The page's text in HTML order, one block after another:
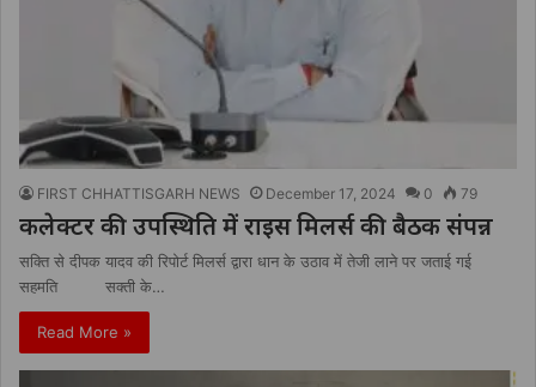
FIRST CHHATTISGARH NEWS December 17, 2024 0 79
कलेक्टर की उपस्थिति में राइस मिलर्स की बैठक संपन्न
सक्ति से दीपक यादव की रिपोर्ट मिलर्स द्वारा धान के उठाव में तेजी लाने पर जताई गई
सहमति सक्ती के…
Read More »